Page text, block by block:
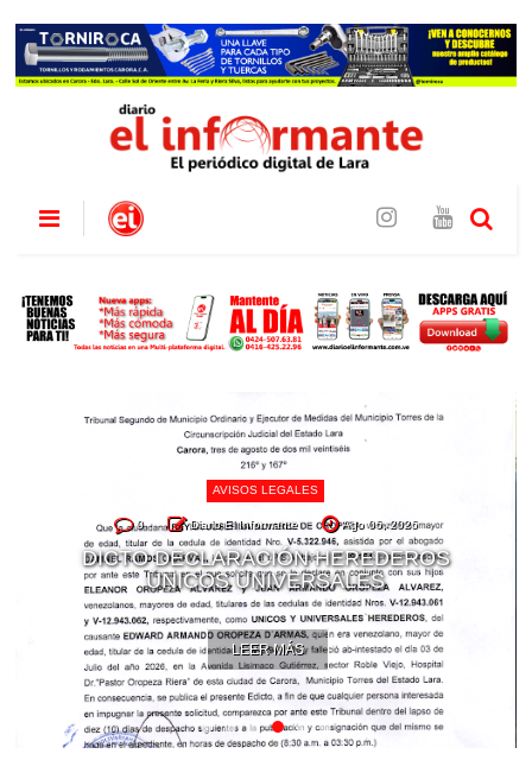
AVISOS LEGALES
0 Diario El Informante Ago 06, 2026
DICTO DECLARACIÓN HEREDEROS
ÚNICOS UNIVERSALES
LEER MÁS